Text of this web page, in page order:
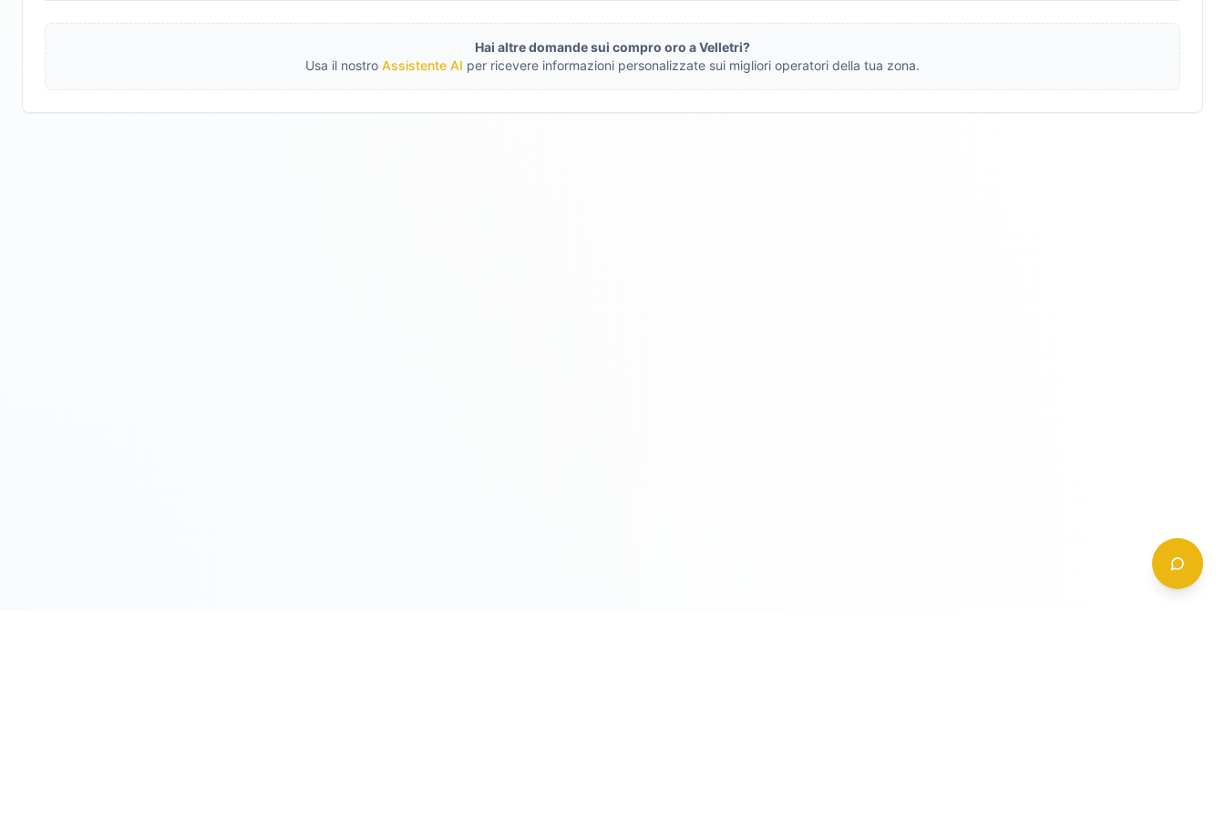
Hai altre domande sui compro oro aVelletri?
Usa il nostro Assistente AI per ricevere informazioni personalizzate sui migliori operatori della tua zona.